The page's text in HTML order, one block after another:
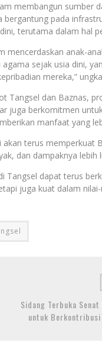
membangun sumber
bergantung pada
terutama dalam hal
mencerdaskan anak-
sejak usia dini,
mereka,”
Tangsel dan Baznas,
juga berkomitmen
manfaat yang
terus memperkuat
dan dampaknya lebih
Tangsel dapat terus
juga kuat dalam
Sidang Terbuka
untuk Berkontribusi